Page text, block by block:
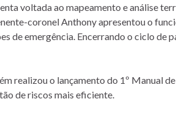
voltada ao mapeamento e análise
coronel Anthony apresentou o
de emergência. Encerrando o ciclo de
realizou o lançamento do 1º Manual
de riscos mais eficiente.